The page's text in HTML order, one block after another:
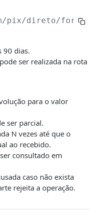
de
GET
POST
a partir de
código de
campo nosso
código de
FAIXAS DE
de desconto
POST
GET
/pix/direto/
90 dias.
ser realizada na rota
para o valor
ser parcial.
N vezes até que o
ao recebido.
consultado em
caso não exista
rejeita a operação.